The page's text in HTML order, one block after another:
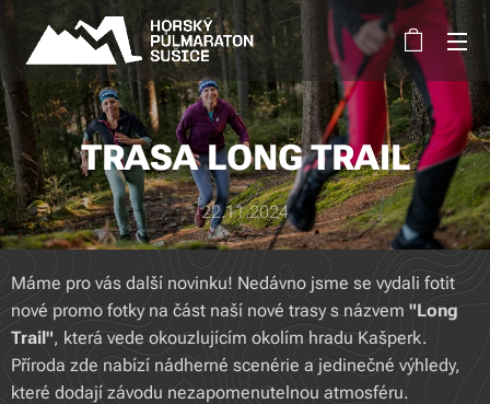
TRASA LONG TRAIL
22.11.2024
Máme pro vás další novinku! Nedávno jsme se vydali fotit
nové promo fotky na část naší nové trasy s názvem "Long
Trail", která vede okouzlujícím okolím hradu Kašperk.
Příroda zde nabízí nádherné scenérie a jedinečné výhledy,
které dodají závodu nezapomenutelnou atmosféru.